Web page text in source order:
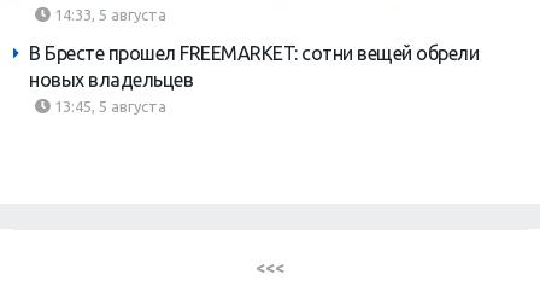
14:33, 5 августа
В Бресте прошел FREEMARKET: сотни вещей обрели
новых владельцев
13:45, 5 августа
<<<